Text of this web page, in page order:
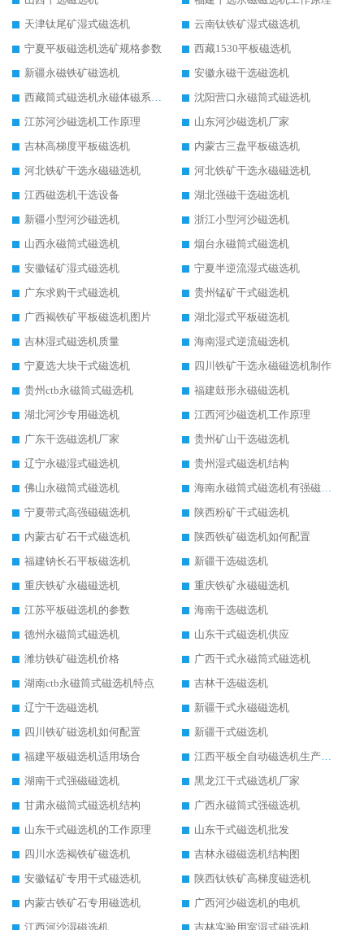
天津钛尾矿湿式磁选机
云南钛铁矿湿式磁选机
宁夏平板磁选机选矿规格参数
西藏1530平板磁选机
新疆永磁铁矿磁选机
安徽永磁干选磁选机
西藏筒式磁选机永磁体磁系设计
沈阳营口永磁筒式磁选机
江苏河沙磁选机工作原理
山东河沙磁选机厂家
吉林高梯度平板磁选机
内蒙古三盘平板磁选机
河北铁矿干选永磁磁选机
河北铁矿干选永磁磁选机
江西磁选机干选设备
湖北强磁干选磁选机
新疆小型河沙磁选机
浙江小型河沙磁选机
山西永磁筒式磁选机
烟台永磁筒式磁选机
安徽锰矿湿式磁选机
宁夏半逆流湿式磁选机
广东求购干式磁选机
贵州锰矿干式磁选机
广西褐铁矿平板磁选机图片
湖北湿式平板磁选机
吉林湿式磁选机质量
海南湿式逆流磁选机
宁夏选大块干式磁选机
四川铁矿干选永磁磁选机制作
贵州ctb永磁筒式磁选机
福建鼓形永磁磁选机
湖北河沙专用磁选机
江西河沙磁选机工作原理
广东干选磁选机厂家
贵州矿山干选磁选机
辽宁永磁湿式磁选机
贵州湿式磁选机结构
佛山永磁筒式磁选机
海南永磁筒式磁选机有强磁的吗
宁夏带式高强磁磁选机
陕西粉矿干式磁选机
内蒙古矿石干式磁选机
陕西铁矿磁选机如何配置
福建钠长石平板磁选机
新疆干选磁选机
重庆铁矿永磁磁选机
重庆铁矿永磁磁选机
江苏平板磁选机的参数
海南干选磁选机
德州永磁筒式磁选机
山东干式磁选机供应
潍坊铁矿磁选机价格
广西干式永磁筒式磁选机
湖南ctb永磁筒式磁选机特点
吉林干选磁选机
辽宁干选磁选机
新疆干式永磁磁选机
四川铁矿磁选机如何配置
新疆干式磁选机
福建平板磁选机适用场合
江西平板全自动磁选机生产厂家
湖南干式强磁磁选机
黑龙江干式磁选机厂家
甘肃永磁筒式磁选机结构
广西永磁筒式强磁选机
山东干式磁选机的工作原理
山东干式磁选机批发
四川水选褐铁矿磁选机
吉林永磁磁选机结构图
安徽锰矿专用干式磁选机
陕西钛铁矿高梯度磁选机
内蒙古铁矿石专用磁选机
广西河沙磁选机的电机
江西河沙湿磁选机
吉林实验用室湿式磁选机